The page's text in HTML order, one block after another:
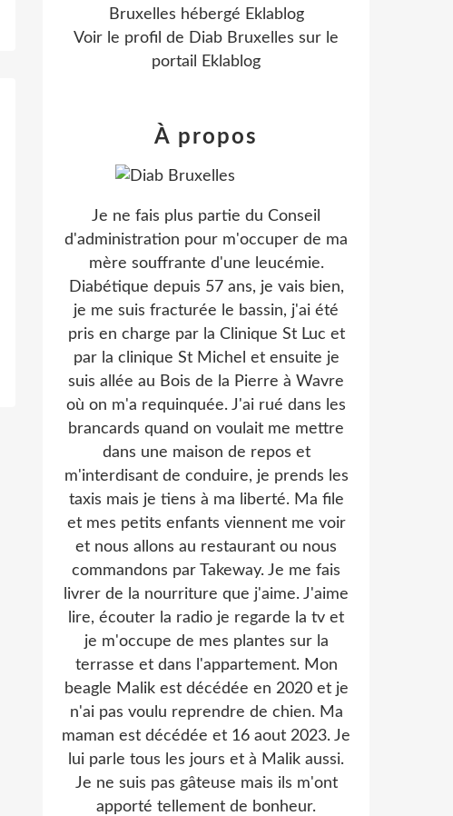
Bruxelles hébergé Eklablog
Voir le profil de Diab Bruxelles sur le
portail Eklablog
À propos
Je ne fais plus partie du Conseil
d'administration pour m'occuper de ma
mère souffrante d'une leucémie.
Diabétique depuis 57 ans, je vais bien,
je me suis fracturée le bassin, j'ai été
pris en charge par la Clinique St Luc et
par la clinique St Michel et ensuite je
suis allée au Bois de la Pierre à Wavre
où on m'a requinquée. J'ai rué dans les
brancards quand on voulait me mettre
dans une maison de repos et
m'interdisant de conduire, je prends les
taxis mais je tiens à ma liberté. Ma file
et mes petits enfants viennent me voir
et nous allons au restaurant ou nous
commandons par Takeway. Je me fais
livrer de la nourriture que j'aime. J'aime
lire, écouter la radio je regarde la tv et
je m'occupe de mes plantes sur la
terrasse et dans l'appartement. Mon
beagle Malik est décédée en 2020 et je
n'ai pas voulu reprendre de chien. Ma
maman est décédée et 16 aout 2023. Je
lui parle tous les jours et à Malik aussi.
Je ne suis pas gâteuse mais ils m'ont
apporté tellement de bonheur.